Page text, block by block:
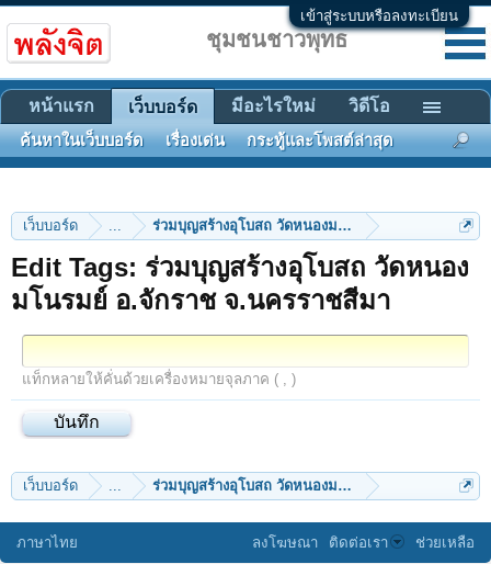
เข้าสู่ระบบหรือลงทะเบียน
เว็บบอร์ด ... ร่วมบุญสร้างอุโบสถ วัดหนองมโนรมย์ อ.จักราช จ.นคร
Edit Tags: ร่วมบุญสร้างอุโบสถ วัดหนอง
มโนรมย์ อ.จักราช จ.นครราชสีมา
แท็กหลายให้คั่นด้วยเครื่องหมายจุลภาค ( , )
เว็บบอร์ด ... ร่วมบุญสร้างอุโบสถ วัดหนองมโนรมย์ อ.จักราช จ.นคร
ชุมชนชาวพุทธ
หน้าแรก เว็บบอร์ด
ค้นหาในเว็บบอร์ด เรื่องเด่น กระทู้และโพสต์ล่าสุด
มีอะไรใหม่ วิดีโอ
ภาษาไทย ลงโฆษณา ติดต่อเรา ช่วยเหลือ